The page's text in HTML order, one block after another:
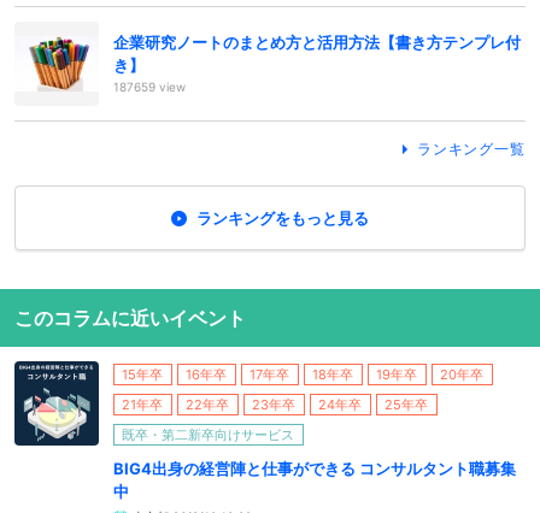
企業研究ノートのまとめ方と活用方法【書き方テンプレ付
き】
187659 view
ランキング一覧
ランキングをもっと見る
このコラムに近いイベント
15年卒 16年卒 17年卒 18年卒 19年卒
20年卒
21年卒
22年卒 23年卒 24年卒
25年卒
既卒・第二新卒向けサービス
BIG4出身の経営陣と仕事ができる コンサルタント職募集
中